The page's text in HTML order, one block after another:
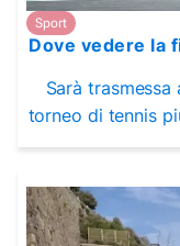
Sport
Dove vedere la
Sarà
torneo di tennis